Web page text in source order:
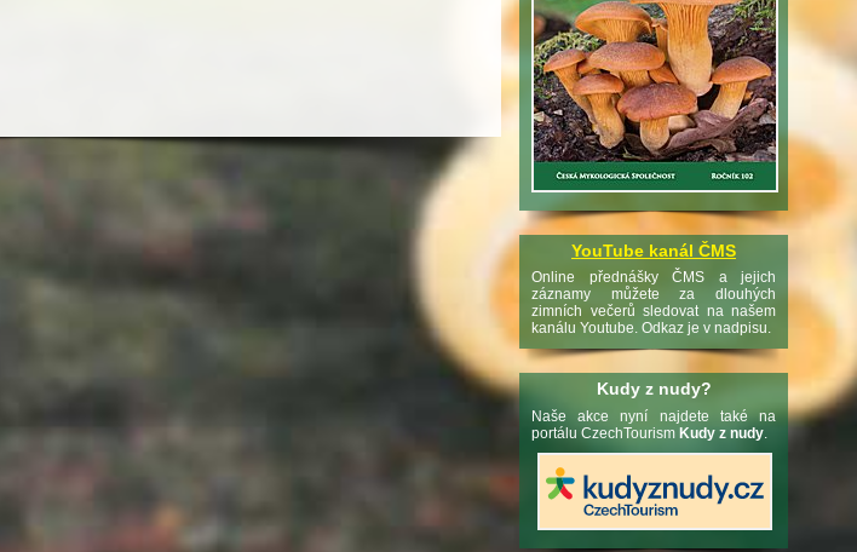
YouTube kanál ČMS
Online přednášky ČMS a jejich
záznamy můžete za dlouhých
zimních večerů sledovat na našem
kanálu Youtube. Odkaz je v nadpisu.
Kudy z nudy?
Naše akce nyní najdete také na
portálu CzechTourism Kudy z nudy